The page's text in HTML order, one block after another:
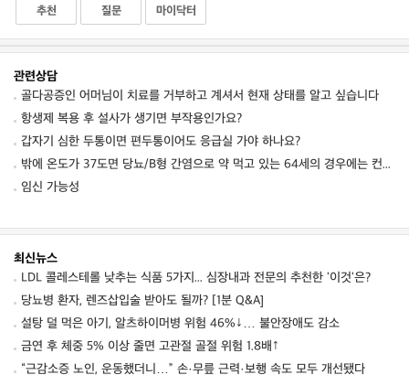
추천 질문 마이닥터
관련상담
골다공증인 어머님이 치료를 거부하고 계셔서 현재 상태를 알고 싶습니다
항생제 복용 후 설사가 생기면 부작용인가요?
갑자기 심한 두통이면 편두통이어도 응급실 가야 하나요?
밖에 온도가 37도면 당뇨/B형 간염으로 약 먹고 있는 64세의 경우에는 컨디션 저하를 동
임신 가능성
최신뉴스
LDL 콜레스테롤 낮추는 식품 5가지... 심장내과 전문의 추천한 '이것'은?
당뇨병 환자, 렌즈삽입술 받아도 될까? [1분 Q&A]
설탕 덜 먹은 아기, 알츠하이머병 위험 46%↓… 불안장애도 감소
금연 후 체중 5% 이상 줄면 고관절 골절 위험 1.8배↑
“근감소증 노인, 운동했더니…” 손·무릎 근력·보행 속도 모두 개선됐다